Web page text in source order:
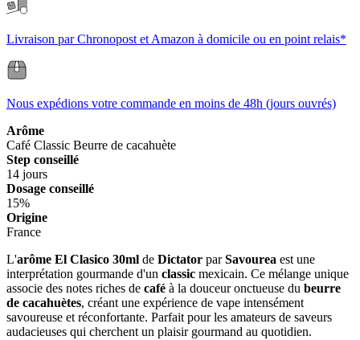
Livraison par Chronopost et Amazon à domicile ou en point relais*
Nous expédions votre commande en moins de 48h (jours ouvrés)
Arôme
Café Classic Beurre de cacahuète
Step conseillé
14 jours
Dosage conseillé
15%
Origine
France
L'arôme El Clasico 30ml de Dictator parSavourea est une
interprétation gourmande d'un classic mexicain. Ce mélange unique
associe des notes riches de café à la douceur onctueuse du beurre
de cacahuètes, créant une expérience de vape intensément
savoureuse et réconfortante. Parfait pour les amateurs de saveurs
audacieuses qui cherchent un plaisir gourmand au quotidien.